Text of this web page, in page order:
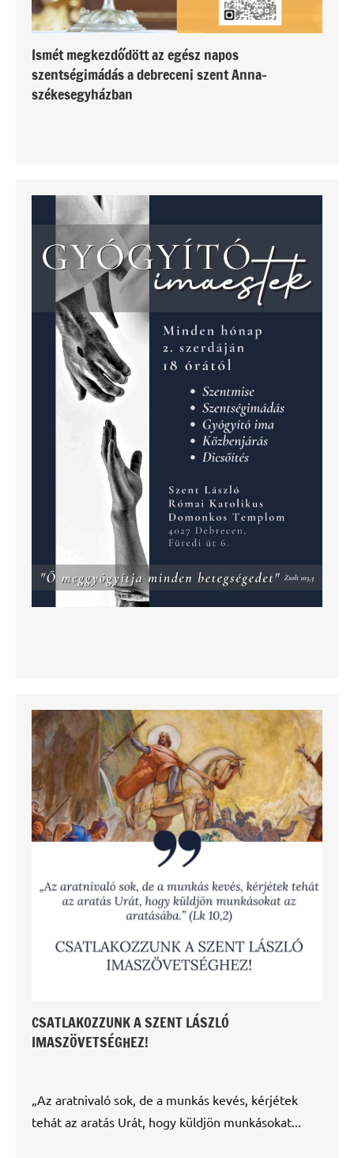
Ismét megkezdődött az egész napos
szentségimádás a debreceni szent Anna-
székesegyházban
CSATLAKOZZUNK A SZENT LÁSZLÓ
IMASZÖVETSÉGHEZ!
„Az aratnivaló sok, de a munkás kevés, kérjétek
tehát az aratás Urát, hogy küldjön munkásokat...